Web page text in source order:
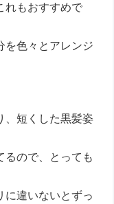
れもおすすめで
を色々とアレンジ
、短くした黒髪姿
るので、とっても
に違いないとずっ